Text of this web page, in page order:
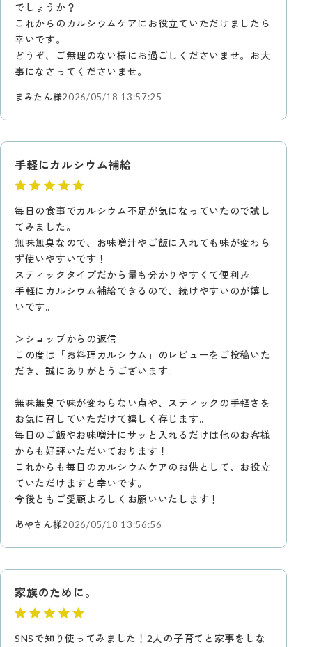
でしょうか？
これからのカルシウムケアにお役立ていただけましたら
幸いです。
どうぞ、ご無理のない様にお過ごしくださいませ。お大
事になさってくださいませ。
まみたん様2026/05/18 13:57:25
手軽にカルシウム補給
毎日の食事でカルシウム不足が気になっていたので試し
てみました。
無味無臭なので、お味噌汁やご飯に入れても味が変わら
ず使いやすいです！
スティックタイプだから量も分かりやすくて便利🎶
手軽にカルシウム補給できるので、続けやすいのが嬉し
いです。
＞ショップからの返信
この度は「お料理カルシウム」のレビューをご投稿いた
だき、誠にありがとうございます。
無味無臭で味が変わらない点や、スティックの手軽さを
お気に召していただけて嬉しく存じます。
毎日のご飯やお味噌汁にサッと入れるだけは他のお客様
からも好評いただいております！
これからも毎日のカルシウムケアのお供として、お役立
ていただけますと幸いです。
今後ともご愛顧よろしくお願いいたします！
あやさん様2026/05/18 13:56:56
家族のために。
SNSで知り使ってみました！2人の子育てと家事をしな